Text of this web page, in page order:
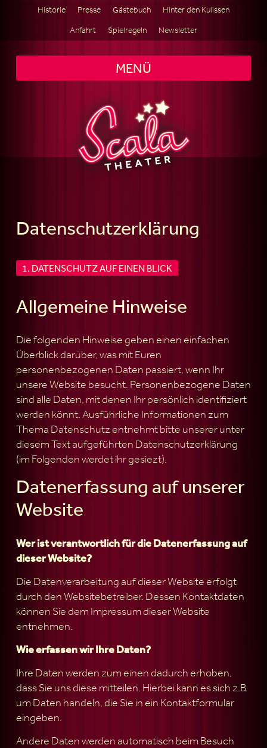
Historie Presse Gästebuch
Hinter den Kulissen
Anfahrt
Spielregeln Newsletter
MENÜ
Datenschutzerklärung
1. DATENSCHUTZ AUF EINEN BLICK
Allgemeine Hinweise
Die folgenden Hinweise geben einen einfachen
Überblick darüber, was mit Euren
personenbezogenen Daten passiert, wenn Ihr
unsere Website besucht. Personenbezogene Daten
sind alle Daten, mit denen Ihr persönlich identifiziert
werden könnt. Ausführliche Informationen zum
Thema Datenschutz entnehmt bitte unserer unter
diesem Text aufgeführten Datenschutzerklärung
(im Folgenden werdet ihr gesiezt).
Datenerfassung auf unserer
Website
Wer ist verantwortlich für die Datenerfassung auf
dieser Website?
Die Datenverarbeitung auf dieser Website erfolgt
durch den Websitebetreiber. Dessen Kontaktdaten
können Sie dem Impressum dieser Website
entnehmen.
Wie erfassen wir Ihre Daten?
Ihre Daten werden zum einen dadurch erhoben,
dass Sie uns diese mitteilen. Hierbei kann es sich z.B.
um Daten handeln, die Sie in ein Kontaktformular
eingeben.
Andere Daten werden automatisch beim Besuch